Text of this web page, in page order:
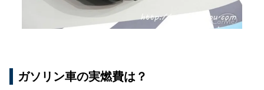
ガソリン車の実燃費は？